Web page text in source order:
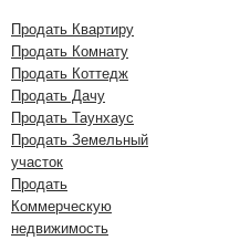
Продать Квартиру
Продать Комнату
Продать Коттедж
Продать Дачу
Продать Таунхаус
Продать Земельный
участок
Продать
Коммерческую
недвижимость